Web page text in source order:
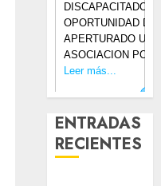
ENTRADAS
RECIENTES